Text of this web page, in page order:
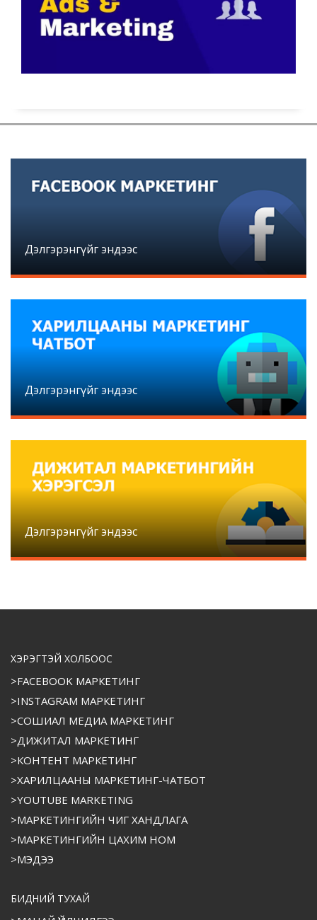
Дэлгэрэнгүйг эндээс
Дэлгэрэнгүйг эндээс
Дэлгэрэнгүйг эндээс
ХЭРЭГТЭЙ ХОЛБООС
>FACEBOOK МАРКЕТИНГ
>INSTAGRAM МАРКЕТИНГ
>СОШИАЛ МЕДИА МАРКЕТИНГ
>ДИЖИТАЛ МАРКЕТИНГ
>КОНТЕНТ МАРКЕТИНГ
>ХАРИЛЦААНЫ МАРКЕТИНГ-ЧАТБОТ
>YOUTUBE MARKETING
>МАРКЕТИНГИЙН ЧИГ ХАНДЛАГА
>МАРКЕТИНГИЙН ЦАХИМ НОМ
>МЭДЭЭ
БИДНИЙ ТУХАЙ